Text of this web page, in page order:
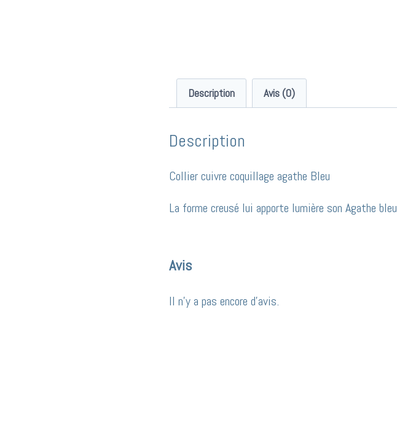
Description Avis (0)
Description
Collier cuivre coquillage agathe Bleu
La forme creusé lui apporte lumière son Agathe
Avis
Il n’y a pas encore d’avis.